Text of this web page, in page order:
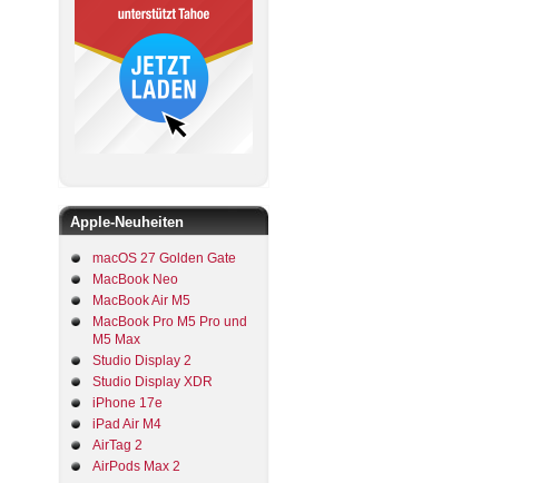
Apple-Neuheiten
macOS 27 Golden Gate
MacBook Neo
MacBook Air M5
MacBook Pro M5 Pro und
M5 Max
Studio Display 2
Studio Display XDR
iPhone 17e
iPad Air M4
AirTag 2
AirPods Max 2